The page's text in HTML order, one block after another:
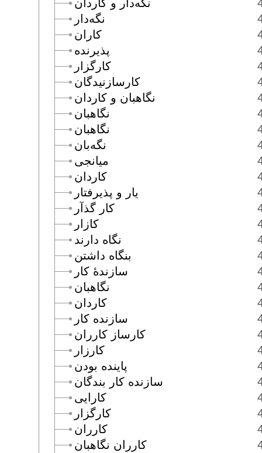
نگه‌دار و كاردان
نگه‌دار
كاران
پذيرنده
كارگزار
كارسازنيدگان
نگاهبان و كاردان
نگاهبان
نگاهبان
نگه‌بان
ميانجى
كاردان
يار و پذيرفتار
كار گذآر
كازار
نگاه دارند
بنگاه داشتن
سازندۀ كار
نگاهبان
كاردان
سازنده كار
كارساز كارران
كارزار
پاينده بودن
سازنده كار بندگان
كارايى
كارگزار
كارران
كارران نگاهبان